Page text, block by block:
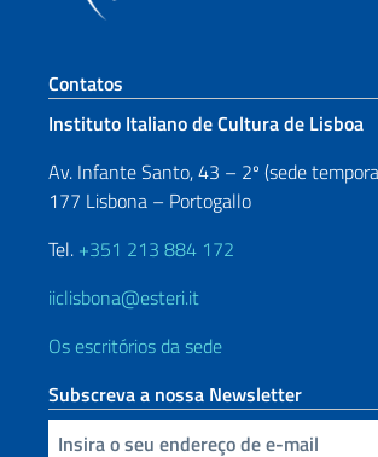
Seção de rodapé
Contatos
Instituto Italiano de Cultura de Lisboa
Av. Infante Santo, 43 – 2º (sede
177 Lisbona – Portogallo
Tel. +351 213 884 172
iiclisbona@esteri.it
Os escritórios da sede
Subscreva a nossa Newsletter
Inserisci la tua email